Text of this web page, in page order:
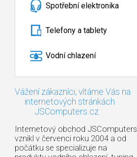
Spotřební elektronika
Telefony a tablety
Vodní chlazení
Vážení zákazníci, vítáme Vás na
internetových stránkách
JSComputers.cz
Internetový obchod JSComputers
vznikl v červenci roku 2004 a od
počátku se specializuje na